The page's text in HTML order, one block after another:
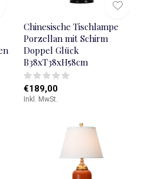
Chinesische Tischlampe
Porzellan mit Schirm
Doppel Glück
B38xT38xH58cm
€189,00
Inkl. MwSt.